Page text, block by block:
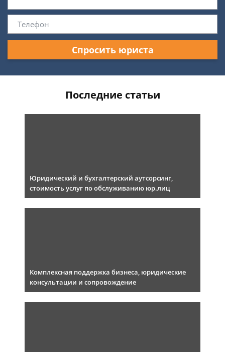
Спросить юриста
Последние статьи
Юридический и бухгалтерский аутсорсинг,
стоимость услуг по обслуживанию юр.лиц
Комплексная поддержка бизнеса, юридические
консультации и сопровождение